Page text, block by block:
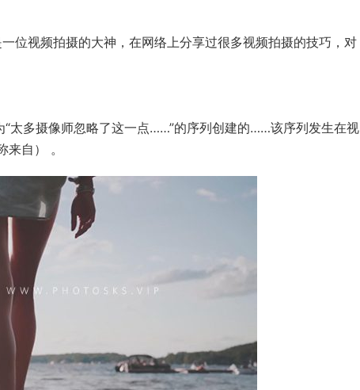
位视频拍摄的大神，在网络上分享过很多视频拍摄的技巧，对
太多摄像师忽略了这一点……”的序列创建的……该序列发生在视
自） 。